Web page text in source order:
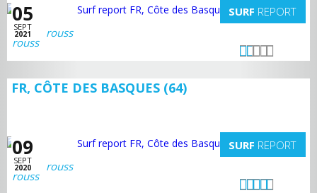
05
SEPT
2021
SURF REPORT
rouss
FR, CÔTE DES BASQUES (64)
09
SEPT
2020
SURF REPORT
rouss